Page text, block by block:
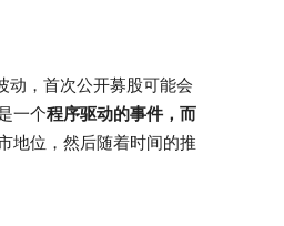
动，首次公开募股可能会
一个程序驱动的事件，而
地位，然后随着时间的推